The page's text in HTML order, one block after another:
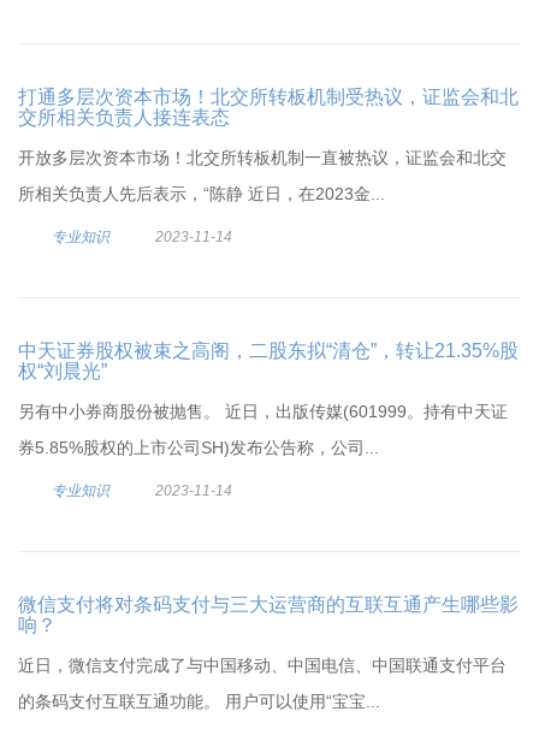
打通多层次资本市场！北交所转板机制受热议，证监会和北
交所相关负责人接连表态
开放多层次资本市场！北交所转板机制一直被热议，证监会和北交
所相关负责人先后表示，“陈静 近日，在2023金...
专业知识 2023-11-14
中天证券股权被束之高阁，二股东拟“清仓”，转让21.35%股
权“刘晨光”
另有中小券商股份被抛售。 近日，出版传媒(601999。持有中天证
券5.85%股权的上市公司SH)发布公告称，公司...
专业知识 2023-11-14
微信支付将对条码支付与三大运营商的互联互通产生哪些影
响？
近日，微信支付完成了与中国移动、中国电信、中国联通支付平台
的条码支付互联互通功能。 用户可以使用“宝宝...